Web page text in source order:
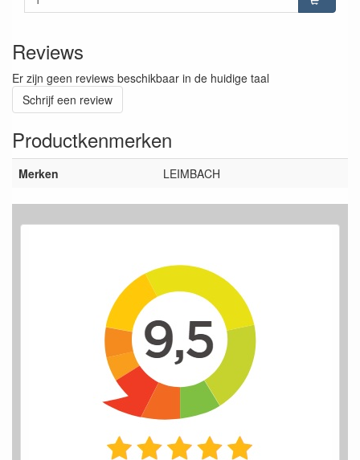
Reviews
Er zijn geen reviews beschikbaar in de huidige taal
Schrijf een review
Productkenmerken
Merken LEIMBACH